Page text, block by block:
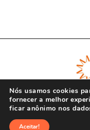
Nós usamos cookies
fornecer a melhor
ficar anônimo nos
Aceitar!